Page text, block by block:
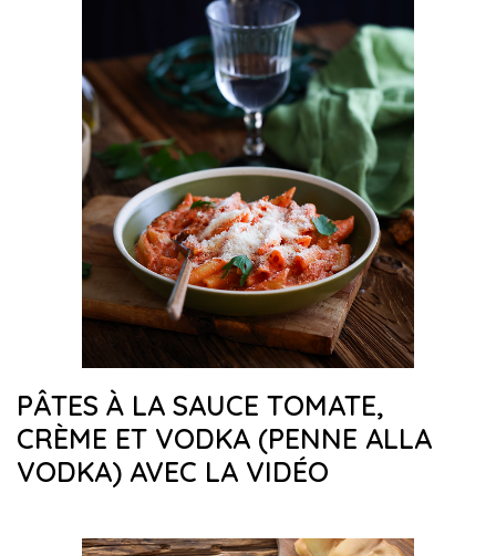
PÂTES À LA SAUCE TOMATE,
CRÈME ET VODKA (PENNE ALLA
VODKA) AVEC LA VIDÉO